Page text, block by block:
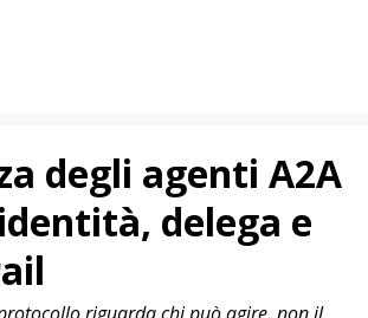
degli agenti A2A
delega e